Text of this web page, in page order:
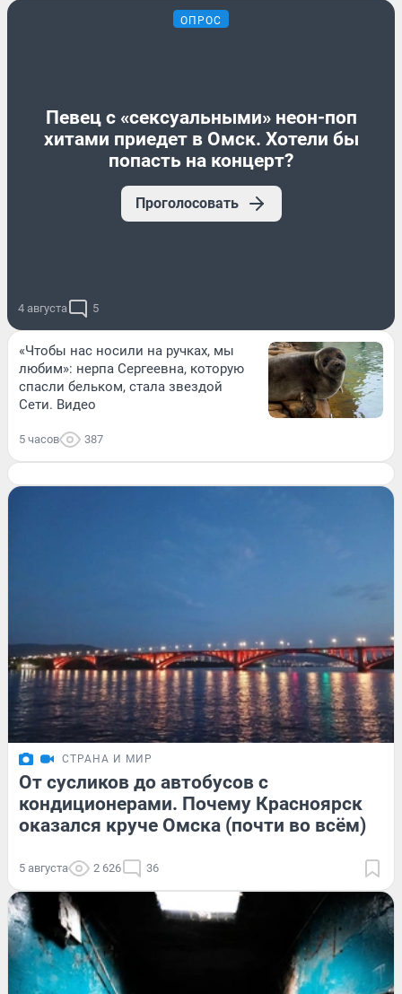
ОПРОС
Певец с «сексуальными» неон-поп
хитами приедет в Омск. Хотели бы
попасть на концерт?
Проголосовать
4 августа 5
«Чтобы нас носили на ручках, мы
любим»: нерпа Сергеевна, которую
спасли бельком, стала звездой
Сети. Видео
5 часов 387
СТРАНА И МИР
От сусликов до автобусов с
кондиционерами. Почему Красноярск
оказался круче Омска (почти во всём)
5 августа 2 626 36